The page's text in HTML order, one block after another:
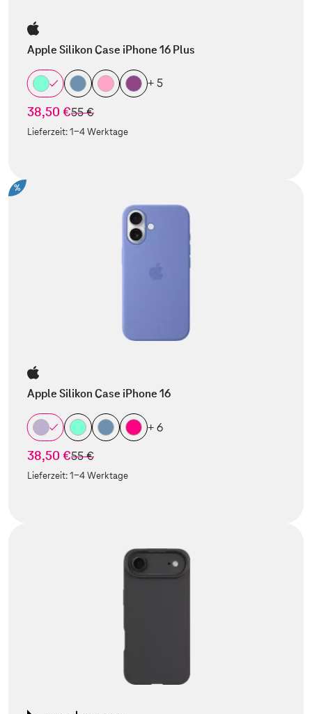
Apple Silikon Case iPhone 16 Plus
+ 5
38,50 €statt
55 €
Lieferzeit:1-4 Werktage
%
Apple Silikon Case iPhone 16
+ 6
38,50 €statt
55 €
Lieferzeit:1-4 Werktage